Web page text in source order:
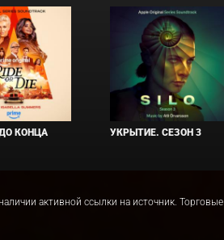
КОНЦА УКРЫТИЕ. СЕЗОН 3
активной ссылки на источник. Торговые